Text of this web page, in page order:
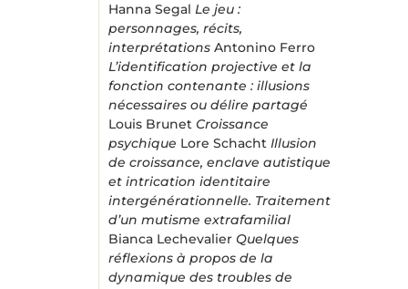
Hanna Segal Le jeu :
personnages, récits,
interprétations Antonino Ferro
L’identification projective et la
fonction contenante : illusions
nécessaires ou délire partagé
Louis Brunet Croissance
psychique Lore Schacht Illusion
de croissance, enclave autistique
et intrication identitaire
intergénérationnelle. Traitement
d’un mutisme extrafamilial
Bianca Lechevalier Quelques
réflexions à propos de la
dynamique des troubles de